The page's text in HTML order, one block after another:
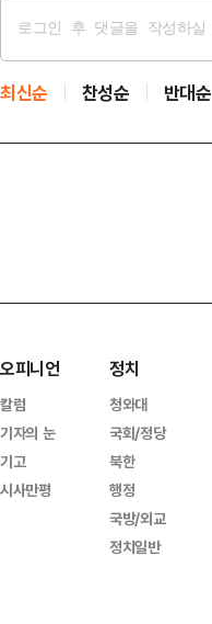
최신순 찬성순 반대순
오피니언
칼럼
기자의 눈
기고
시사만평
정치
청와대
국회/정당
북한
행정
국방/외교
정치일반